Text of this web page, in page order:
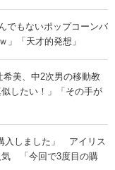
でもないポップコーンバ
」「天才的発想」
希美、中2次男の移動教
したい！」「その手が
入しました」 アイリス
気 「今回で3度目の購